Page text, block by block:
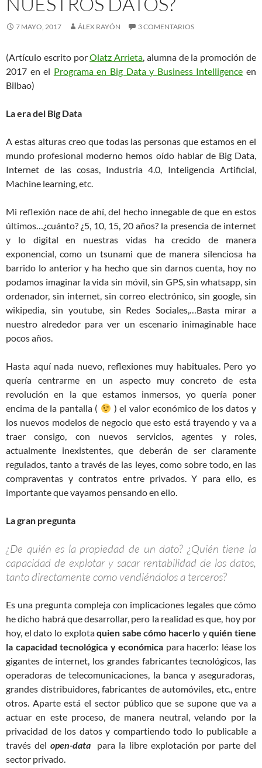
7 MAYO, 2017 ÁLEX RAYÓN 3 COMENTARIOS
(Artículo escrito porOlatz Arrieta, alumna de la promoción de
2017 en el Programa en Big Data y Business Intelligence en
Bilbao)
La era del Big Data
A estas alturas creo que todas las personas que estamos en el
mundo profesional moderno hemos oído hablar de Big Data,
Internet de las cosas, Industria 4.0, Inteligencia Artificial,
Machine learning, etc.
Mi reflexión nace de ahí, del hecho innegable de que en estos
últimos…¿cuánto? ¿5, 10, 15, 20 años? la presencia de internet
y lo digital en nuestras vidas ha crecido de manera
exponencial, como un tsunami que de manera silenciosa ha
barrido lo anterior y ha hecho que sin darnos cuenta, hoy no
podamos imaginar la vida sin móvil, sin GPS, sin whatsapp, sin
ordenador, sin internet, sin correo electrónico, sin google, sin
wikipedia, sin youtube, sin Redes Sociales,…Basta mirar a
nuestro alrededor para ver un escenario inimaginable hace
pocos años.
Hasta aquí nada nuevo, reflexiones muy habituales. Pero yo
quería centrarme en un aspecto muy concreto de esta
revolución en la que estamos inmersos, yo quería poner
encima de la pantalla (
) el valor económico de los datos y
los nuevos modelos de negocio que esto está trayendo y va a
traer consigo, con nuevos servicios, agentes y roles,
actualmente inexistentes, que deberán de ser claramente
regulados, tanto a través de las leyes, como sobre todo, en las
compraventas y contratos entre privados. Y para ello, es
importante que vayamos pensando en ello.
La gran pregunta
¿De quién es la propiedad de un dato? ¿Quién tiene la
capacidad de explotar y sacar rentabilidad de los datos,
tanto directamente como vendiéndolos a terceros?
Es una pregunta compleja con implicaciones legales que cómo
he dicho habrá que desarrollar, pero la realidad es que, hoy por
hoy, el dato lo explotaquien sabe cómo hacerlo yquién tiene
la capacidad tecnológica y económica para hacerlo: léase los
gigantes de internet, los grandes fabricantes tecnológicos, las
operadoras de telecomunicaciones, la banca y aseguradoras,
grandes distribuidores, fabricantes de automóviles, etc., entre
otros. Aparte está el sector público que se supone que va a
actuar en este proceso, de manera neutral, velando por la
privacidad de los datos y compartiendo todo lo publicable a
través del open-datapara la libre explotación por parte del
sector privado.